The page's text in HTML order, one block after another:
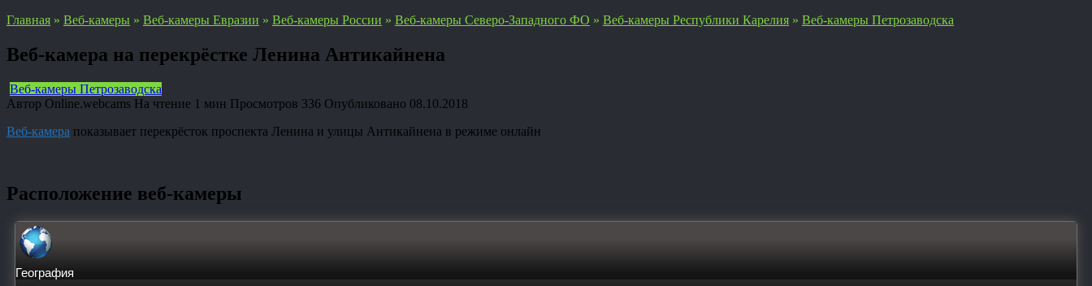
Главная » Веб-камеры » Веб-камеры Евразии » Веб-камеры России » Веб-камеры Северо-Западного ФО » Веб-камеры Республики Карелия » Веб-камеры Петрозаводска
Веб-камера на перекрёстке Ленина Антикайнена
Веб-камеры Петрозаводска
Автор Online.webcams На чтение 1 мин Просмотров 336 Опубликовано 08.10.2018
Веб-камера показывает перекрёсток проспекта Ленина и улицы Антикайнена в режиме онлайн
Расположение веб-камеры
География